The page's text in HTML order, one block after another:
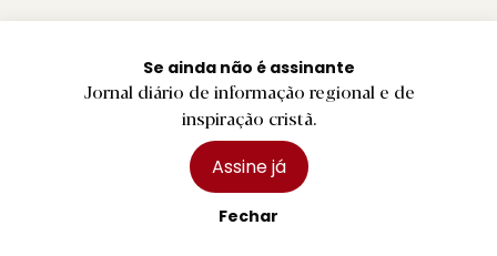
Se ainda não é assinante
Jornal diário de informação regional e de
inspiração cristã.
Assine já
Fechar